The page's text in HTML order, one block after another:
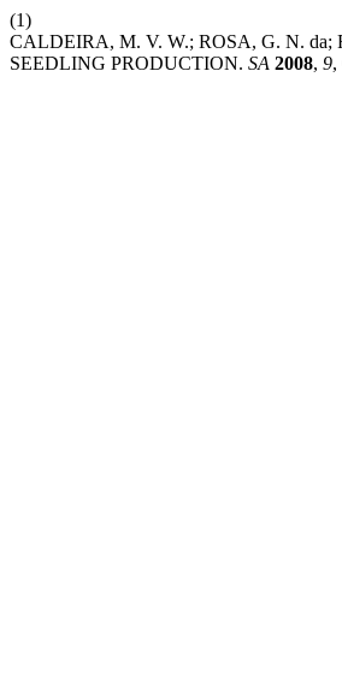
(1)
CALDEIRA, M. V. W.; ROSA, G. N.
SEEDLING PRODUCTION. SA 2008, 9,